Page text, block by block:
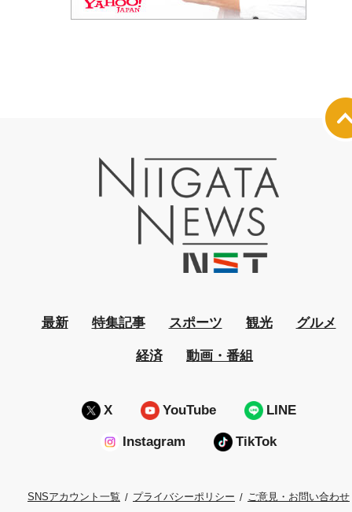
最新 特集記事 スポーツ 観光 グルメ
経済 動画・番組
X YouTube LINE
Instagram TikTok
SNSアカウント一覧 プライバシーポリシー ご意見・お問い合わせ